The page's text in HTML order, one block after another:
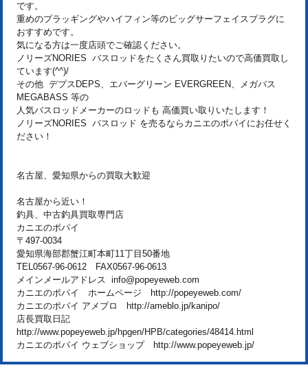
です。
重めのプラッギングやハイフィン等のビッグサーフェイスプラグに
おすすめです。
気になる方は一度店頭でご確認ください。
ノリーズNORIES バスロッドをたくさん買取りたいので高価買取し
ています(^^)/
その他 デプスDEPS、エバーグリーン EVERGREEN、メガバス
MEGABASS 等の
人気バスロッドメーカーのロッドも 高価買い取りいたします！
ノリーズNORIES バスロッド を売るならカニエのポパイにお任せく
ださい！
名古屋、愛知県からの買取大歓迎
名古屋から近い！
釣具、中古釣具買取専門店
カニエのポパイ
〒497-0034
愛知県海部郡蟹江町本町11丁目50番地
TEL0567-96-0612 FAX0567-96-0613
メインメールアドレス info@popeyeweb.com
カニエのポパイ ホームページ http://popeyeweb.com/
カニエのポパイ アメブロ http://ameblo.jp/kanipo/
店長買取日記
http://www.popeyeweb.jp/hpgen/HPB/categories/48414.html
カニエのポパイ ウェブショップ http://www.popeyeweb.jp/